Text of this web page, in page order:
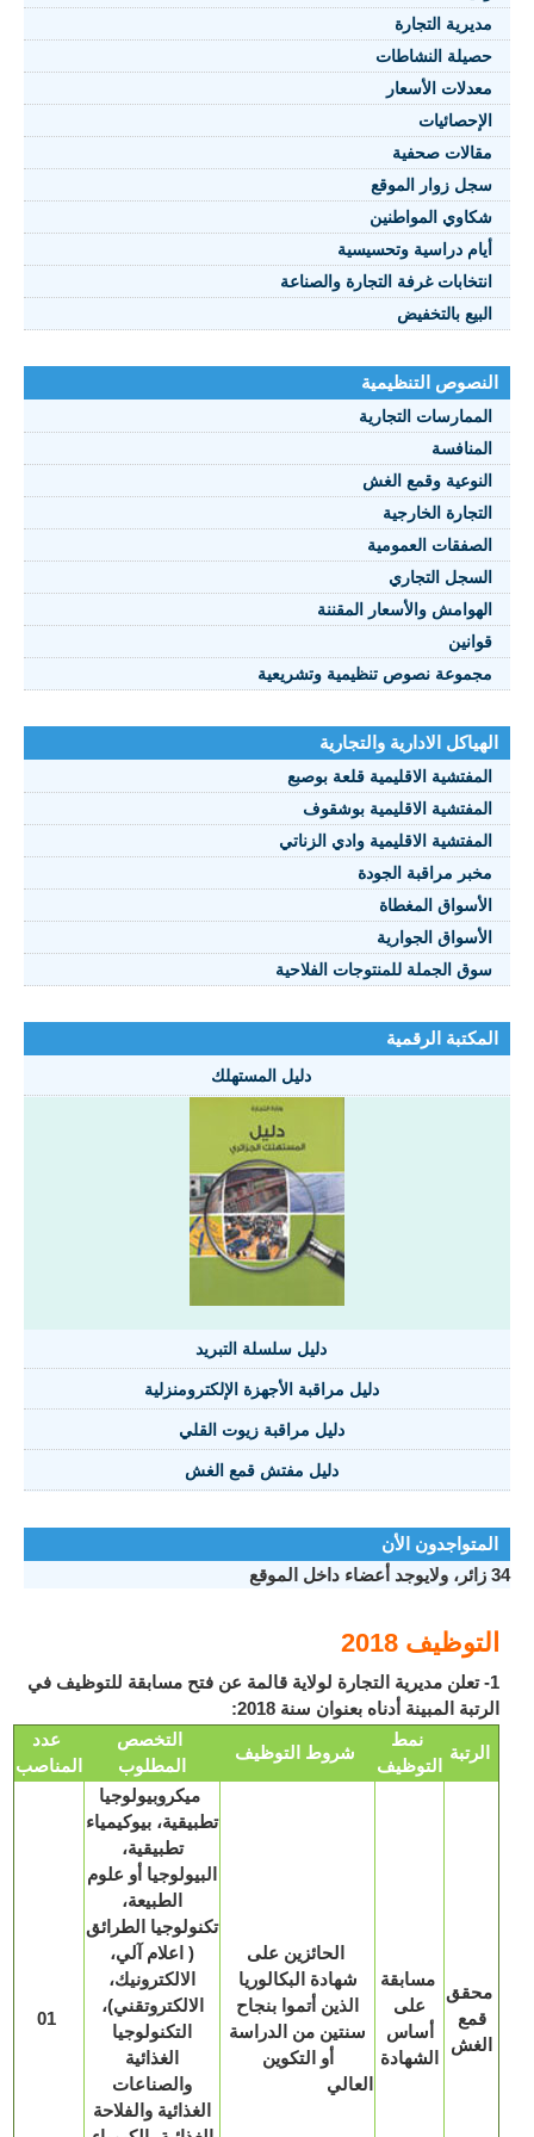
2021
التجارة
النشاطات
الأسعار
صحفية
زوار الموقع
المواطنين
دراسية وتحسيسية
غرفة التجارة والصناعة
بالتخفيض
التنظيمية
التجارية
وقمع الغش
الخارجية
العمومية
التجاري
والأسعار المقننة
نصوص تنظيمية وتشريعية
الادارية والتجارية
الاقليمية قلعة بوصبع
الاقليمية بوشقوف
الاقليمية وادي الزناتي
مراقبة الجودة
المغطاة
الجوارية
الجملة للمنتوجات الفلاحية
الرقمية
دليل المستهلك
دليل سلسلة التبريد
دليل مراقبة الأجهزة الإلكترومنزلية
دليل مراقبة زيوت القلي
دليل مفتش قمع الغش
الأن
2018
تعلن مديرية التجارة لولاية قالمة عن فتح مسابقة للتوظيف في
المبينة أدناه بعنوان سنة 2018:
عدد
المناصب
التخصص
المطلوب
شروط التوظيف
التوظيف
01
ميكروبيولوجيا
تطبيقية، بيوكيمياء
تطبيقية،
البيولوجيا أو علوم
الطبيعة،
تكنولوجيا الطرائق
( اعلام آلي،
الالكترونيك،
الالكتروتقني)،
التكنولوجيا
والصناعات
الغذائية والفلاحة
الحائزين على
شهادة البكالوريا
الذين أتموا بنجاح
سنتين من الدراسة
أو التكوين
العالي
مسابقة
على
أساس
الشهادة